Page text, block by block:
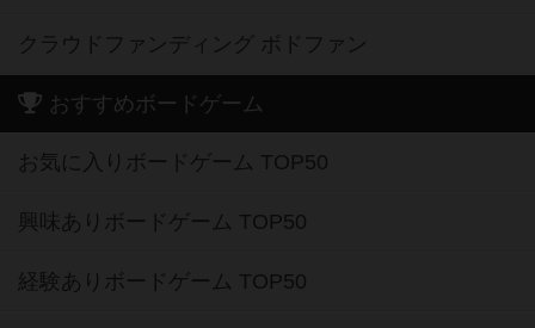
クラウドファンディング ボドファン
おすすめボードゲーム
お気に入りボードゲーム TOP50
興味ありボードゲーム TOP50
経験ありボードゲーム TOP50